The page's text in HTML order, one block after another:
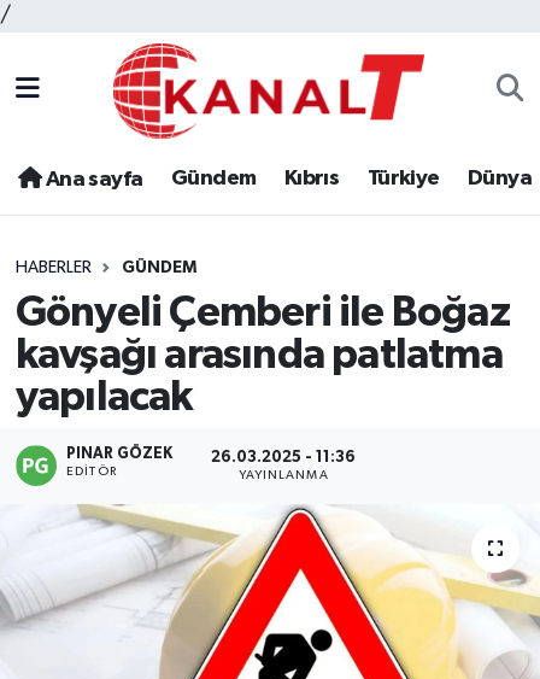
/
Ana sayfa Gündem Kıbrıs Türkiye Dünya
HABERLER GÜNDEM
Gönyeli Çemberi ile Boğaz
kavşağı arasında patlatma
yapılacak
PINAR GÖZEK
EDITÖR
26.03.2025 - 11:36
YAYINLANMA